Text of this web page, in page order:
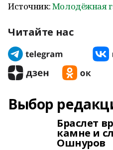
Источник:Молодёжная
Читайте нас
Выбор
Браслет
камне и
Ошнуров